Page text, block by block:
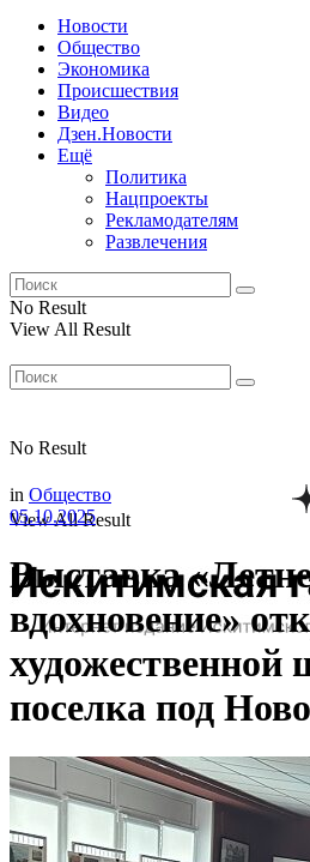
Новости
Общество
Экономика
Происшествия
Видео
Дзен.Новости
Ещё
Политика
Нацпроекты
Рекламодателям
Развлечения
No Result
View All Result
No Result
View All Result
in Общество
05.10.2025
Выставка
вдохновение»
художественной
поселка под